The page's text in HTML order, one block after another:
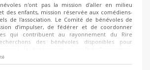
n'ont pas la mission d'aller en milieu
des enfants, mission réservée aux comédiens-
de l'association. Le Comité de bénévoles de
d’impulser, de fédérer et de coordonner
qui contribuent au rayonnement du Rire
des bénévoles disponibles pour
auprès d'écoles et/ou d'entreprises en
scolaires • Participer ponctuellement à des